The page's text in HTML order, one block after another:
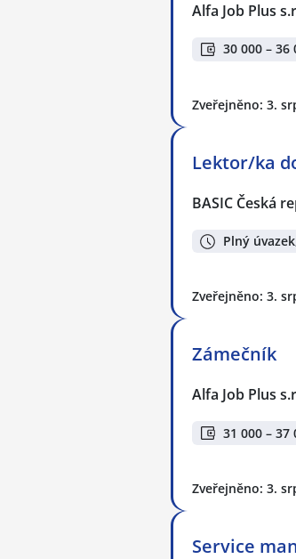
Alfa Job Plus
30 000 – 36
Zveřejněno: 3.
Lektor/ka
BASIC Česká
Plný
Zveřejněno: 3.
Zámečník
Alfa Job Plus
31 000 – 37
Zveřejněno: 3.
Service